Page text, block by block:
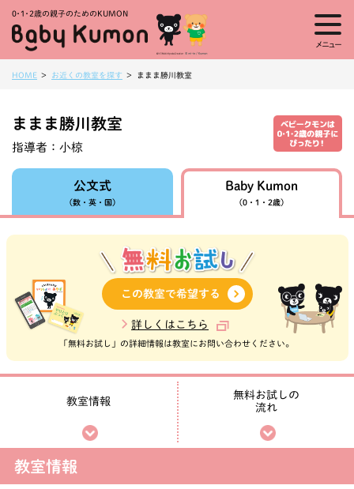
0・1・ 2歳の親子のためのKUMON
メニュー
HOME お近くの教室を探す ままま勝川教室
ままま勝川教室
指導者：小椋
公文式
（数・英・国）
Baby Kumon
（0・1・2歳）
この教室で希望する
詳しくはこちら
「無料お試し」の詳細情報は教室にお問い合わせください。
教室情報
無料お試しの
流れ
教室情報